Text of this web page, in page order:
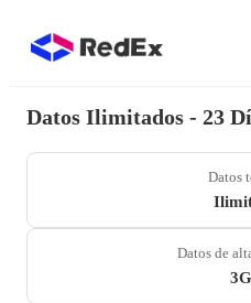
Datos Ilimitados - 23
Datos
Datos de